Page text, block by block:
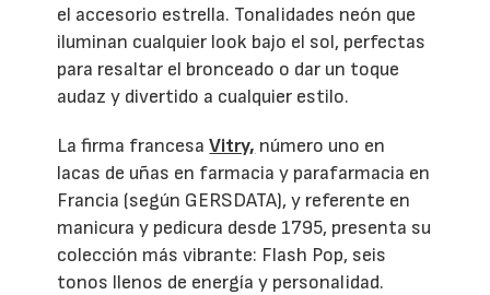
el accesorio estrella. Tonalidades neón que
iluminan cualquier look bajo el sol, perfectas
para resaltar el bronceado o dar un toque
audaz y divertido a cualquier estilo.
La firma francesaVitry, número uno en
lacas de uñas en farmacia y parafarmacia en
Francia (según GERSDATA), y referente en
manicura y pedicura desde 1795, presenta su
colección más vibrante: Flash Pop, seis
tonos llenos de energía y personalidad.